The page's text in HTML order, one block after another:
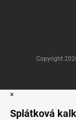
Copyright
×
Splátková